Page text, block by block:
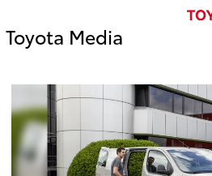
Toyota Media